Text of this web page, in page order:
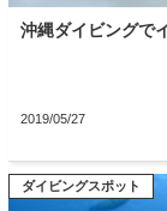
沖縄ダイビングで
2019/05/27
ダイビングスポット